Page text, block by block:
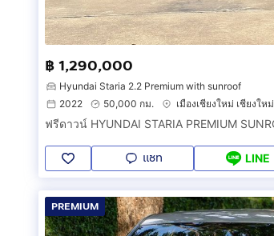
฿ 1,290,000
Hyundai Staria 2.2 Premium with sunroof
2022
50,000 กม. เมืองเชียงใหม่ เชียงใหม่
แชท LINE
PREMIUM